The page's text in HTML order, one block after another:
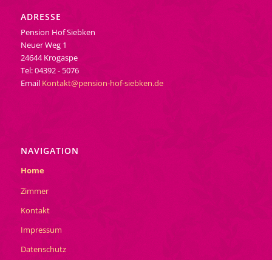
ADRESSE
Pension Hof Siebken
Neuer Weg 1
24644 Krogaspe
Tel: 04392 - 5076
Email Kontakt@pension-hof-siebken.de
NAVIGATION
Home
Zimmer
Kontakt
Impressum
Datenschutz